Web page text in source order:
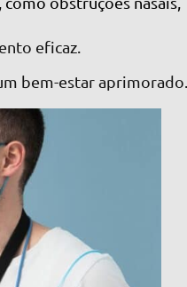
eficaz.
bem-estar aprimorado.